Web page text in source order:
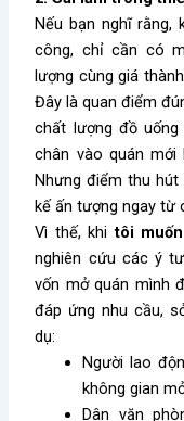
Nếu bạn nghĩ rằng,
công, chỉ cần có
lượng cùng giá
Đây là quan điểm
chất lượng đồ
chân vào quán
Nhưng điểm thu
kế ấn tượng ngay từ
Vì thế, khitôi
nghiên cứu các ý
vốn mở quán mình
đáp ứng nhu cầu,
dụ:
Người lao
không gian
Dân văn